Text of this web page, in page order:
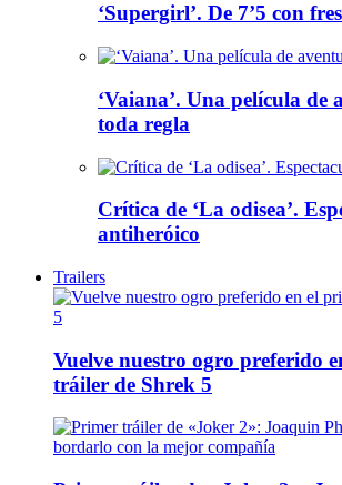
‘Supergirl’. De 7’5 con
‘Vaiana’. Una película de
toda regla
Crítica de ‘La odisea’.
antiheróico
Trailers
Vuelve nuestro ogro preferido
tráiler de Shrek 5